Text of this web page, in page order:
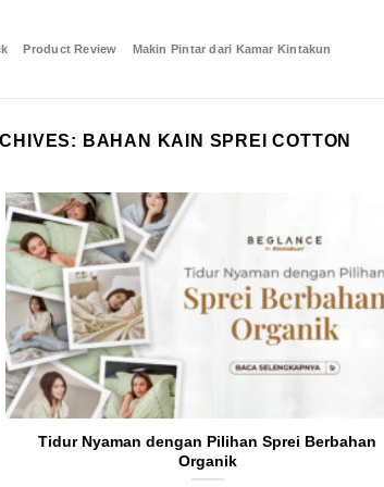
Product Review Makin Pintar dari Kamar Kintakun
BAHAN KAIN SPREI COTTON
Tidur Nyaman dengan Pilihan Sprei Berbahan
Organik